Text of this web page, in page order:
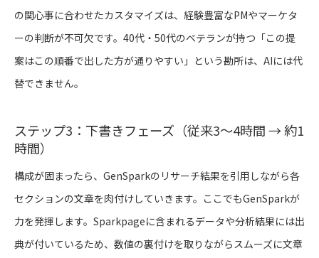
の関心事に合わせたカスタマイズは、経験豊富なPMやマーケタ
ーの判断が不可欠です。40代・50代のベテランが持つ「この提
案はこの順番で出した方が通りやすい」という勘所は、AIには代
替できません。
ステップ3：下書きフェーズ（従来3〜4時間 → 約1
時間）
構成が固まったら、GenSparkのリサーチ結果を引用しながら各
セクションの文章を肉付けしていきます。ここでもGenSparkが
力を発揮します。Sparkpageに含まれるデータや分析結果には出
典が付いているため、数値の裏付けを取りながらスムーズに文章